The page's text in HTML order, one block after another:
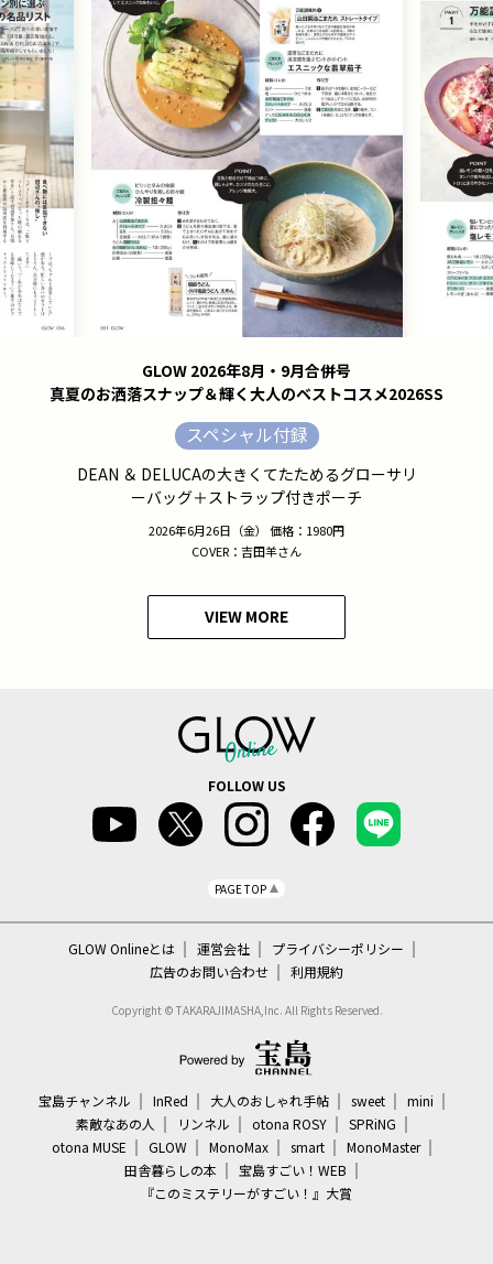
GLOW 2026年8月・9月合併号
真夏のお洒落スナップ＆輝く大人のベストコスメ2026SS
スペシャル付録
DEAN ＆ DELUCAの大きくてたためるグローサリ
ーバッグ＋ストラップ付きポーチ
2026年6月26日（金） 価格：1980円
COVER：吉田羊さん
VIEW MORE
FOLLOW US
PAGE TOP
GLOW Onlineとは 運営会社
プライバシーポリシー
広告のお問い合わせ
利用規約
Copyright © TAKARAJIMASHA,Inc. All Rights Reserved.
宝島チャンネル InRed 大人のおしゃれ手帖 sweet
mini
素敵なあの人
リンネル otona ROSY
SPRiNG
otona MUSE
GLOW MonoMax smart
MonoMaster
田舎暮らしの本
宝島すごい！WEB
『このミステリーがすごい！』大賞